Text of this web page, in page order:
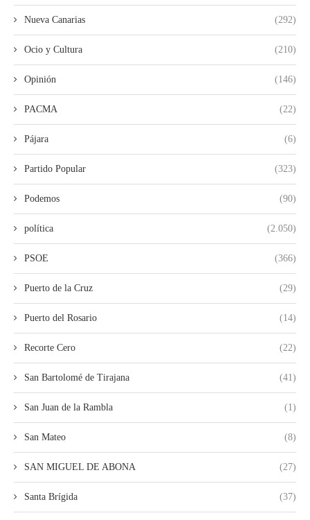
Nueva Canarias (292)
Ocio y Cultura (210)
Opinión (146)
PACMA (22)
Pájara (6)
Partido Popular (323)
Podemos (90)
política (2.050)
PSOE (366)
Puerto de la Cruz (29)
Puerto del Rosario (14)
Recorte Cero (22)
San Bartolomé de Tirajana (41)
San Juan de la Rambla (1)
San Mateo (8)
SAN MIGUEL DE ABONA (27)
Santa Brígida (37)